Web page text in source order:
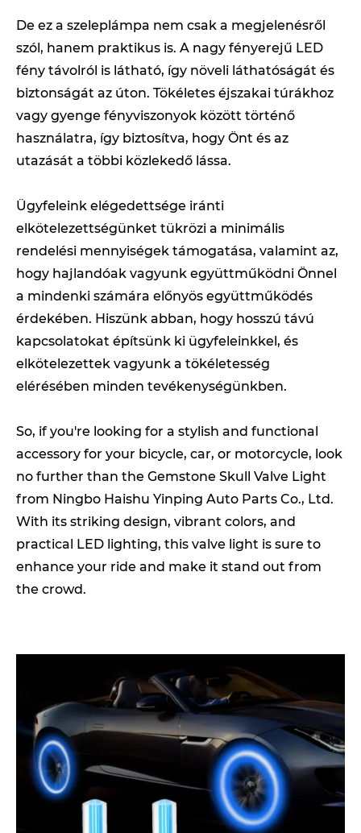
De ez a szeleplámpa nem csak a megjelenésről
szól, hanem praktikus is. A nagy fényerejű LED
fény távolról is látható, így növeli láthatóságát és
biztonságát az úton. Tökéletes éjszakai túrákhoz
vagy gyenge fényviszonyok között történő
használatra, így biztosítva, hogy Önt és az
utazását a többi közlekedő lássa.
Ügyfeleink elégedettsége iránti
elkötelezettségünket tükrözi a minimális
rendelési mennyiségek támogatása, valamint az,
hogy hajlandóak vagyunk együttműködni Önnel
a mindenki számára előnyös együttműködés
érdekében. Hiszünk abban, hogy hosszú távú
kapcsolatokat építsünk ki ügyfeleinkkel, és
elkötelezettek vagyunk a tökéletesség
elérésében minden tevékenységünkben.
So, if you're looking for a stylish and functional
accessory for your bicycle, car, or motorcycle, look
no further than the Gemstone Skull Valve Light
from Ningbo Haishu Yinping Auto Parts Co., Ltd.
With its striking design, vibrant colors, and
practical LED lighting, this valve light is sure to
enhance your ride and make it stand out from
the crowd.